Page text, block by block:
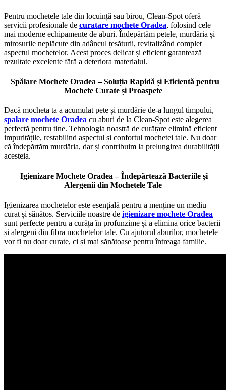
Pentru mochetele tale din locuință sau birou, Clean-Spot oferă
servicii profesionale de curatare mochete Oradea, folosind cele
mai moderne echipamente de aburi. Îndepărtăm petele, murdăria și
mirosurile neplăcute din adâncul țesăturii, revitalizând complet
aspectul mochetelor. Acest proces delicat și eficient garantează
rezultate excelente fără a deteriora materialul.
Spălare Mochete Oradea – Soluția Rapidă și Eficientă pentru
Mochete Curate și Proaspete
Dacă mocheta ta a acumulat pete și murdărie de-a lungul timpului,
spalare mochete Oradea cu aburi de la Clean-Spot este alegerea
perfectă pentru tine. Tehnologia noastră de curățare elimină eficient
impuritățile, restabilind aspectul și confortul mochetei tale. Nu doar
că îndepărtăm murdăria, dar și contribuim la prelungirea durabilității
acesteia.
Igienizare Mochete Oradea – Îndepărtează Bacteriile și
Alergenii din Mochetele Tale
Igienizarea mochetelor este esențială pentru a menține un mediu
curat și sănătos. Serviciile noastre de igienizare mochete Oradea
sunt perfecte pentru a curăța în profunzime și a elimina orice bacterii
și alergeni din fibra mochetelor tale. Cu ajutorul aburilor, mochetele
vor fi nu doar curate, ci și mai sănătoase pentru întreaga familie.